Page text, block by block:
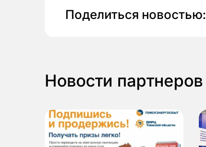
Поделиться новостью:
Новости партнеров